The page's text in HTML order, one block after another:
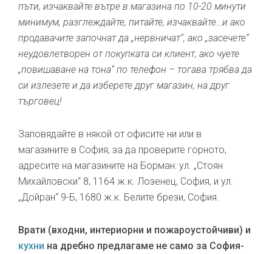
пъти, изчаквайте вътре в магазина по 10-20 минути
минимум, разглеждайте, питайте, изчаквайте…и ако
продавачите започнат да „нервничат“, ако „засечете“
неудовлетворен от покупката си клиент, ако чуете
„повишаване на тона“ по телефон – тогава трябва да
си излезете и да изберете друг магазин, на друг
търговец!
Заповядайте в някой от офисите ни или в
магазините в София, за да проверите горното,
адресите на магазините на Борман: ул. „Стоян
Михайловски“ 8, 1164 ж.к. Лозенец, София, и ул.
„Дойран“ 9-Б, 1680 ж.к. Белите брези, София.
Врати (входни, интериорни и пожароустойчиви) и
кухни на дребно предлагаме не само за София-